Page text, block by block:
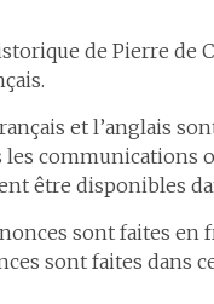
de Pierre de
et l’anglais
communications
être disponibles
sont faites en
sont faites dans